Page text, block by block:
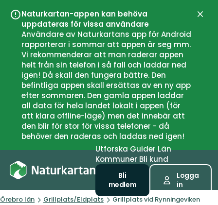
Naturkartan-appen kan behöva
uppdateras för vissa användare
Användare av Naturkartans app för Android
rapporterar i sommar att appen är seg mm.
Vi rekommenderar att man raderar appen
helt från sin telefon i så fall och laddar ned
igen! Då skall den fungera bättre. Den
befintliga appen skall ersättas av en ny app
efter sommaren. Den gamla appen laddar
all data för hela landet lokalt i appen (för
att klara offline-läge) men det innebär att
den blir för stor för vissa telefoner - då
behöver den raderas och laddas ned igen!
UtforskaGuiderLän
Kommuner Bli kund
Bli
medlem
Logga
in
Örebro län Grillplats/Eldplats Grillplats vid Rynningeviken